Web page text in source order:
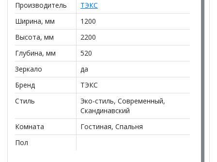
**Цены на официальном сайте100диванов.com
действительны только для интернет-магазина
могут отличаться от цен в розничных магазинах-
салонах сети!
Производитель
ТЭКС
Ширина, мм
1200
Высота, мм
2200
Глубина, мм
520
Зеркало
да
Бренд
ТЭКС
Стиль
Эко-стиль, Современный,
Скандинавский
Комната
Гостиная, Спальня
Пол